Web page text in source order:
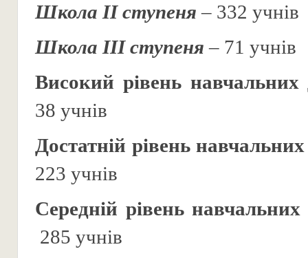
Школа ІІ ступеня – 332 учнів
Школа ІІІ ступеня – 71 учнів
Високий рівень навчальних
38 учнів
Достатній рівень
223 учнів
Середній рівень навчальних
285 учнів